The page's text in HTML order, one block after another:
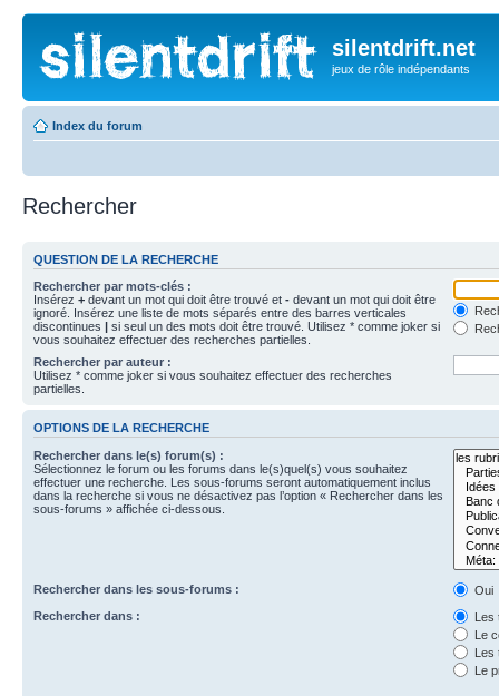
silentdrift.net
jeux de rôle indépendants
Index du forum
Rechercher
QUESTION DE LA RECHERCHE
Rechercher par mots-clés :
Insérez + devant un mot qui doit être trouvé et - devant un mot qui doit être
ignoré. Insérez une liste de mots séparés entre des barres verticales
discontinues | si seul un des mots doit être trouvé. Utilisez * comme joker si
vous souhaitez effectuer des recherches partielles.
Rechercher par auteur :
Utilisez * comme joker si vous souhaitez effectuer des recherches
partielles.
OPTIONS DE LA RECHERCHE
Rechercher dans le(s) forum(s) :
Sélectionnez le forum ou les forums dans le(s)quel(s) vous souhaitez
effectuer une recherche. Les sous-forums seront automatiquement inclus
dans la recherche si vous ne désactivez pas l’option « Rechercher dans les
sous-forums » affichée ci-dessous.
Rechercher dans les sous-forums :
Oui
Rechercher dans :
Les
Le
Les
Le